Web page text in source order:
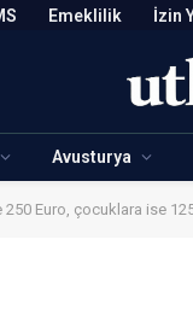
Emeklilik İzin
Avusturya
250 Euro, çocuklara ise